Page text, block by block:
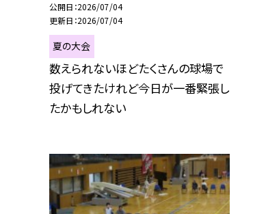
公開日 2026/07/04
更新日 2026/07/04
夏の大会
数えられないほどたくさんの球場で
投げてきたけれど今日が一番緊張し
たかもしれない